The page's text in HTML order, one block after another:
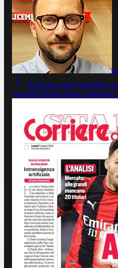
De Rossi come Gasperini
voti della Roma dopo il disastro